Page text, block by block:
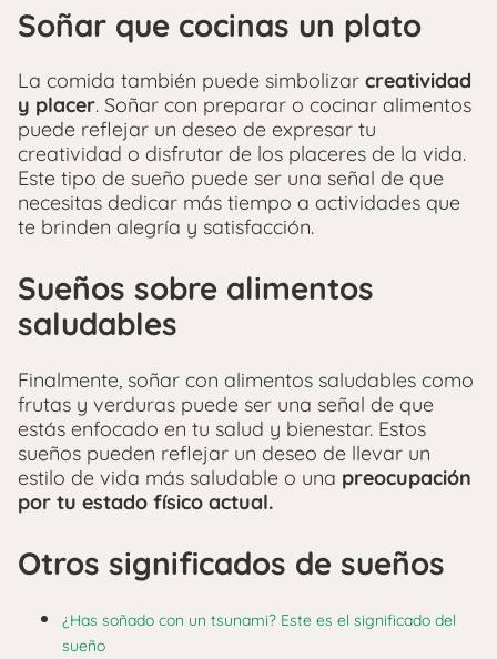
Soñar que cocinas un plato
La comida también puede simbolizar creatividad
y placer. Soñar con preparar o cocinar alimentos
puede reflejar un deseo de expresar tu
creatividad o disfrutar de los placeres de la vida.
Este tipo de sueño puede ser una señal de que
necesitas dedicar más tiempo a actividades que
te brinden alegría y satisfacción.
Sueños sobre alimentos
saludables
Finalmente, soñar con alimentos saludables como
frutas y verduras puede ser una señal de que
estás enfocado en tu salud y bienestar. Estos
sueños pueden reflejar un deseo de llevar un
estilo de vida más saludable o una preocupación
por tu estado físico actual.
Otros significados de sueños
¿Has soñado con un tsunami? Este es el significado del
sueño